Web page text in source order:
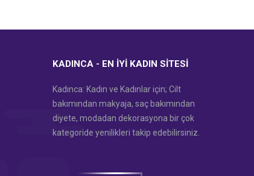
KADINCA - EN İYI KADIN SITESI
Kadınca: Kadın ve Kadınlar için; Cilt
bakımından makyaja, saç bakımından
diyete, modadan dekorasyona bir çok
kategoride yenilikleri takip edebilirsiniz.